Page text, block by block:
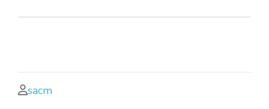
sacm